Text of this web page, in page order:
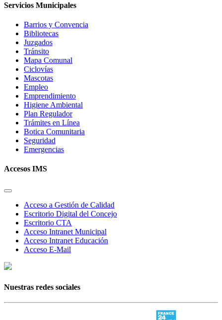
Servicios Municipales
Barrios y Convencia
Bibliotecas
Juzgados
Tránsito
Mapa Comunal
Ciclovías
Mascotas
Empleo
Emprendimiento
Higiene Ambiental
Plan Regulador
Trámites en Línea
Botica Comunitaria
Seguridad
Emergencias
Accesos IMS
Acceso a Gestión de Calidad
Escritorio Digital del Concejo
Escritorio CTA
Acceso Intranet Municipal
Acceso Intranet Educación
Acceso E-Mail
Nuestras redes sociales